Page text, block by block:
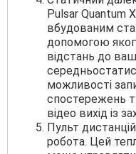
Pulsar Quantum
вбудованим
допомогою
відстань до
можливості
спостережень
відео вихід із
Пульт
робота. Цей